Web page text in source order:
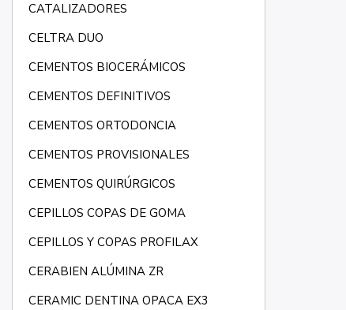
CATALIZADORES
CELTRA DUO
CEMENTOS BIOCERÁMICOS
CEMENTOS DEFINITIVOS
CEMENTOS ORTODONCIA
CEMENTOS PROVISIONALES
CEMENTOS QUIRÚRGICOS
CEPILLOS COPAS DE GOMA
CEPILLOS Y COPAS PROFILAX
CERABIEN ALÚMINA ZR
CERAMIC DENTINA OPACA EX3